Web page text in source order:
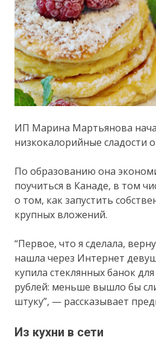
ИП Марина Мартьянова
низкокалорийные сладости
По образованию она
поучиться в Канаде, в том
о том, как запустить
крупных вложений.
“Первое, что я сделала,
нашла через Интернет
купила стеклянных банок
рублей: меньше вышло бы
штуку”, — рассказывает
Из кухни в сети